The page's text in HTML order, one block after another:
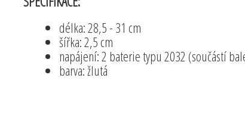
délka: 28,5 - 31 cm
šířka: 2,5 cm
napájení: 2 baterie typu 2032 (součástí
barva: žlutá